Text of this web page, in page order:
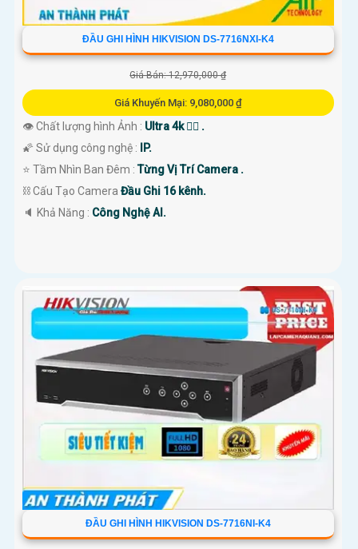
ĐẦU GHI HÌNH HIKVISION DS-7716NXI-K4
Giá Bán: 12,970,000 ₫
Giá Khuyến Mại: 9,080,000 ₫
👁 Chất lượng hình Ảnh : Ultra 4k 👍🏾 .
🌠 Sử dụng công nghệ :
IP.
⭐ Tầm Nhìn Ban Đêm :Từng Vị Trí Camera .
⛓ Cấu Tạo Camera Đầu Ghi 16 kênh.
️🔈 Khả Năng : Công Nghệ AI.
ĐẦU GHI HÌNH HIKVISION DS-7716NI-K4